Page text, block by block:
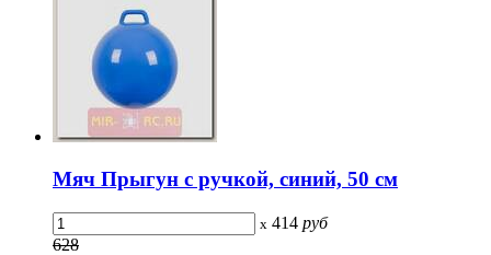
Мяч Прыгун с ручкой, синий, 50 см
x 414 руб
628